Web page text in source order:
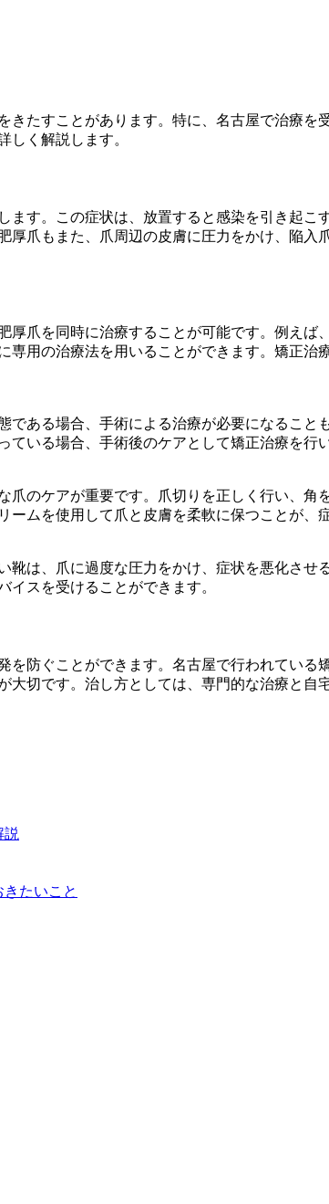
たすことがあります。特に、名古屋で治療
しく解説します。
す。この症状は、放置すると感染を引き起
爪もまた、爪周辺の皮膚に圧力をかけ、陥入
爪を同時に治療することが可能です。例え
用の治療法を用いることができます。矯正
ある場合、手術による治療が必要になるこ
いる場合、手術後のケアとして矯正治療を行
のケアが重要です。爪切りを正しく行い、
ムを使用して爪と皮膚を柔軟に保つことが、
は、爪に過度な圧力をかけ、症状を悪化さ
スを受けることができます。
防ぐことができます。名古屋で行われてい
切です。治し方としては、専門的な治療と自
説
たいこと